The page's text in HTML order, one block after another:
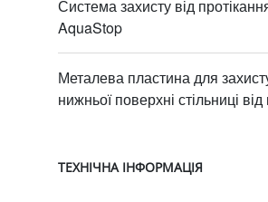
Система захисту від
AquaStop
Металева пластина для
нижньої поверхні стільниці
ТЕХНІЧНА ІНФОРМАЦІЯ